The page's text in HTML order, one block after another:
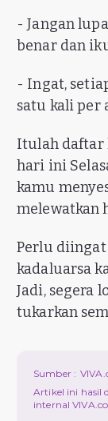
- Jangan
benar dan
- Ingat,
satu kali per
Itulah daftar
hari ini
kamu
melewatkan
Perlu diingat
kadaluarsa
Jadi, segera
tukarkan
Sumber :
Artikel ini hasil
internal